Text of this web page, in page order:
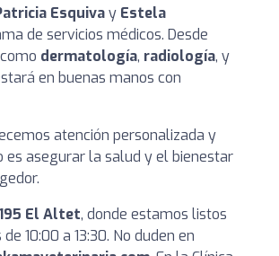
Esquivay Estela
de servicios médicos. Desde
dermatología, radiología, y
en buenas manos con
atención personalizada y
es asegurar la salud y el bienestar
El Altet, donde estamos listos
10:00 a 13:30. No duden en